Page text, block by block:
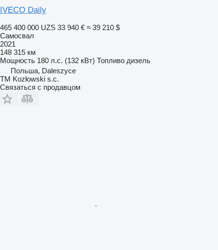
IVECO Daily
465 400 000 UZS 33 940 € ≈ 39 210 $
Самосвал
2021
148 315 км
Мощность 180 л.с. (132 кВт) Топливо дизель
Польша, Daleszyce
TM Kozłowski s.c.
Связаться с продавцом